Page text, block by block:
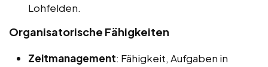
Lohfelden.
Organisatorische Fähigkeiten
Zeitmanagement: Fähigkeit, Aufgaben in